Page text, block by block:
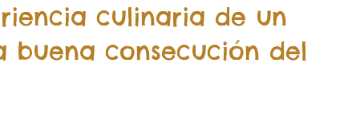
culinaria de un
buena consecución del